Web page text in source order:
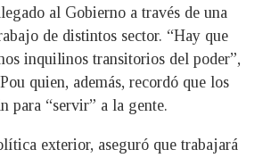
al Gobierno a través de una
de distintos sector. “Hay que
inquilinos transitorios del poder”,
quien, además, recordó que los
para “servir” a la gente.
exterior, aseguró que trabajará